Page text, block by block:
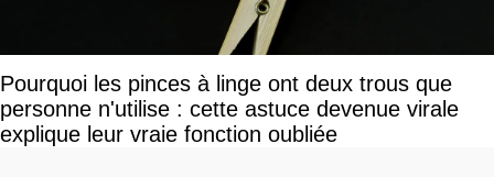
Pourquoi les pinces à linge ont deux trous que
personne n'utilise : cette astuce devenue virale
explique leur vraie fonction oubliée